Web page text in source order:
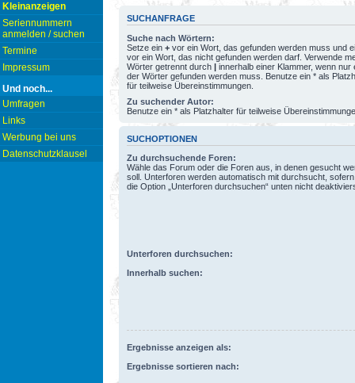
Kleinanzeigen
Seriennummern
anmelden / suchen
Termine
Impressum
Und noch...
Umfragen
Links
Werbung bei uns
Datenschutzklausel
SUCHANFRAGE
Suche nach Wörtern:
Setze ein + vor ein Wort, das gefunden werden muss und
vor ein Wort, das nicht gefunden werden darf. Verwende
Wörter getrennt durch | innerhalb einer Klammer, wenn nur
der Wörter gefunden werden muss. Benutze ein * als
für teilweise Übereinstimmungen.
Zu suchender Autor:
Benutze ein * als Platzhalter für teilweise
SUCHOPTIONEN
Zu durchsuchende Foren:
Wähle das Forum oder die Foren aus, in denen gesucht
soll. Unterforen werden automatisch mit durchsucht,
die Option „Unterforen durchsuchen“ unten nicht
Unterforen durchsuchen:
Innerhalb suchen:
Ergebnisse anzeigen als:
Ergebnisse sortieren nach: